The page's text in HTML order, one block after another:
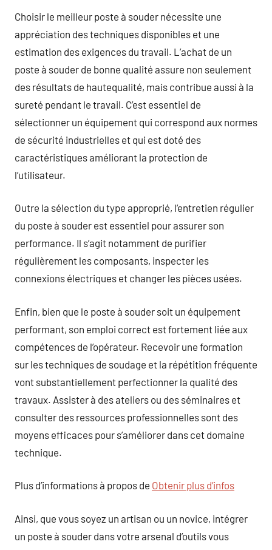
Choisir le meilleur poste à souder nécessite une
appréciation des techniques disponibles et une
estimation des exigences du travail. L’achat de un
poste à souder de bonne qualité assure non seulement
des résultats de hautequalité, mais contribue aussi à la
sureté pendant le travail. C’est essentiel de
sélectionner un équipement qui correspond aux normes
de sécurité industrielles et qui est doté des
caractéristiques améliorant la protection de
l’utilisateur.
Outre la sélection du type approprié, l’entretien régulier
du poste à souder est essentiel pour assurer son
performance. Il s’agit notamment de purifier
régulièrement les composants, inspecter les
connexions électriques et changer les pièces usées.
Enfin, bien que le poste à souder soit un équipement
performant, son emploi correct est fortement liée aux
compétences de l’opérateur. Recevoir une formation
sur les techniques de soudage et la répétition fréquente
vont substantiellement perfectionner la qualité des
travaux. Assister à des ateliers ou des séminaires et
consulter des ressources professionnelles sont des
moyens efficaces pour s’améliorer dans cet domaine
technique.
Plus d’informations à propos de Obtenir plus d’infos
Ainsi, que vous soyez un artisan ou un novice, intégrer
un poste à souder dans votre arsenal d’outils vous